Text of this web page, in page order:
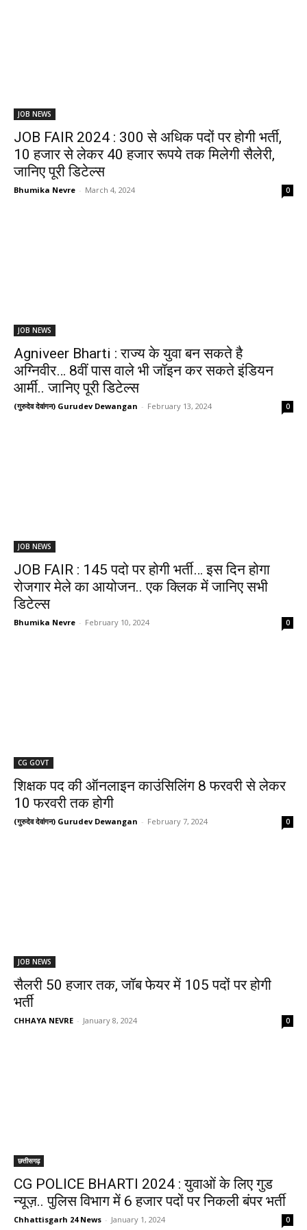
JOB NEWS
JOB FAIR 2024 : 300 से अधिक पदों पर होगी भर्ती,
10 हजार से लेकर 40 हजार रूपये तक मिलेगी सैलेरी,
जानिए पूरी डिटेल्स
Bhumika Nevre - March 4, 2024 0
JOB NEWS
Agniveer Bharti : राज्य के युवा बन सकते है
अग्निवीर… 8वीं पास वाले भी जॉइन कर सकते इंडियन
आर्मी.. जानिए पूरी डिटेल्स
(गुरुदेव देवांगन) Gurudev Dewangan - February 13, 2024 0
JOB NEWS
JOB FAIR : 145 पदो पर होगी भर्ती… इस दिन होगा
रोजगार मेले का आयोजन.. एक क्लिक में जानिए सभी
डिटेल्स
Bhumika Nevre - February 10, 2024 0
CG GOVT
शिक्षक पद की ऑनलाइन काउंसिलिंग 8 फरवरी से लेकर
10 फरवरी तक होगी
(गुरुदेव देवांगन) Gurudev Dewangan - February 7, 2024 0
JOB NEWS
सैलरी 50 हजार तक, जॉब फेयर में 105 पदों पर होगी
भर्ती
CHHAYA NEVRE - January 8, 2024 0
छत्तीसगढ़
CG POLICE BHARTI 2024 : युवाओं के लिए गुड
न्यूज़.. पुलिस विभाग में 6 हजार पदों पर निकली बंपर भर्ती
Chhattisgarh 24 News - January 1, 2024 0